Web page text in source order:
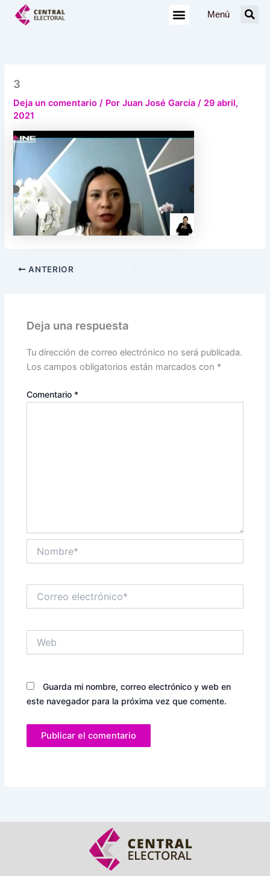
Menú
3
Deja un comentario / PorJuan José García/ 29 abril,
2021
ANTERIOR
Deja una respuesta
Tu dirección de correo electrónico no será publicada.
Los campos obligatorios están marcados con *
Comentario *
electrónico*
Guarda mi nombre, correo electrónico y web en
este navegador para la próxima vez que comente.